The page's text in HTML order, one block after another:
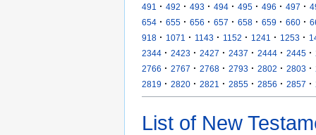
491
· 492 · 493 · 494 · 495 · 496 · 497 ·
654 · 655 · 656 · 657 · 658 · 659 · 660 ·
918 · 1071 · 1143 · 1152 · 1241 · 1253 ·
2344 · 2423 · 2427 · 2437 · 2444 · 2445 ·
2766 · 2767 · 2768 · 2793 · 2802 · 2803 ·
2819 · 2820 · 2821 · 2855 · 2856 · 2857 ·
List of New